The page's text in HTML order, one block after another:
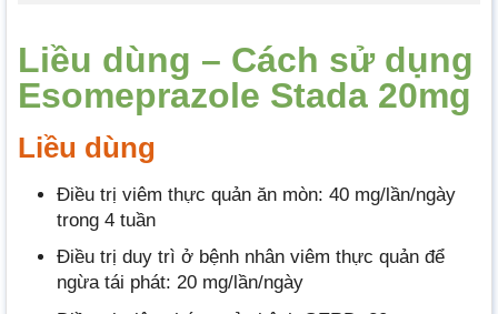
Liều dùng – Cách sử dụng
Esomeprazole Stada 20mg
Liều dùng
Điều trị viêm thực quản ăn mòn: 40 mg/lần/ngày
trong 4 tuần
Điều trị duy trì ở bệnh nhân viêm thực quản để
ngừa tái phát: 20 mg/lần/ngày